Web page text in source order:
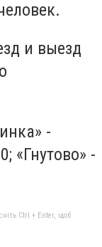
и выезд
-
«Гнутово» -
Ctrl + Enter, щоб